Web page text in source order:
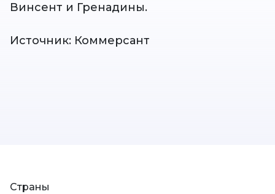
Винсент и Гренадины.
Источник: Коммерсант
Страны